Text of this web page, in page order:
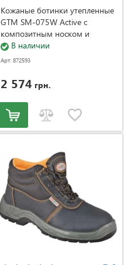
Кожаные ботинки утепленные
GTM SM-075W Active с
композитным носком и
стелькой р.40
В наличии
Арт: 872593
2 574 грн.